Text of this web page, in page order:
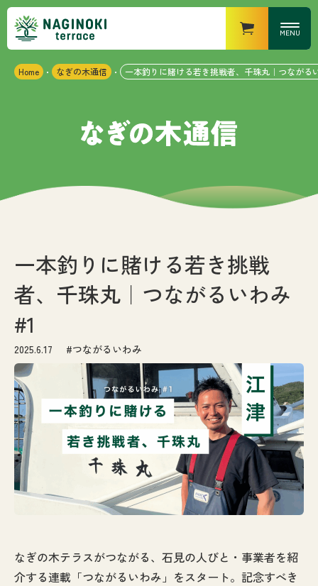
MENU
：11時〜15時（14時半
LO）
：17時〜21時（20時半
LO）
お知らせ
施設紹介
なぎの木通信
アクセス
お問い合わせ
Home ・ なぎの木通信 ・ 一本釣りに賭ける若き挑戦者、千珠丸｜つながる
一本釣りに賭ける若き挑戦
者、千珠丸｜つながるいわみ
#1
2025.6.17 #つながるいわみ
なぎの木テラスがつながる、石見の人びと・事業者を紹
介する連載「つながるいわみ」をスタート。記念すべき